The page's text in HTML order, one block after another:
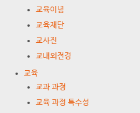
교육이념
교육재단
교사진
교내외전경
교육
교과 과정
교육 과정 특수성